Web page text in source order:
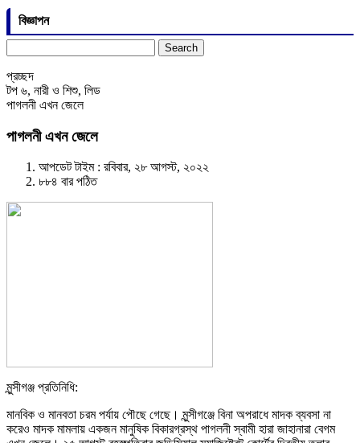
বিজ্ঞাপন
for:
প্রচ্ছদ
টপ ৬, নারী ও শিশু, লিড
পাগলনী এখন জেলে
পাগলনী এখন জেলে
আপডেট টাইম : রবিবার, ২৮ আগস্ট, ২০২২
৮৮৪ বার পঠিত
মুন্সীগঞ্জ প্রতিনিধি:
মানবিক ও মানবতা চরম পর্যায় পৌছে গেছে। মুন্সীগঞ্জে বিনা অপরাধে মাদক ব্যবসা না
করেও মাদক মামলায় একজন মানুষিক বিকারগ্রস্থ পাগলনী স্বামী হারা জাহানারা বেগম